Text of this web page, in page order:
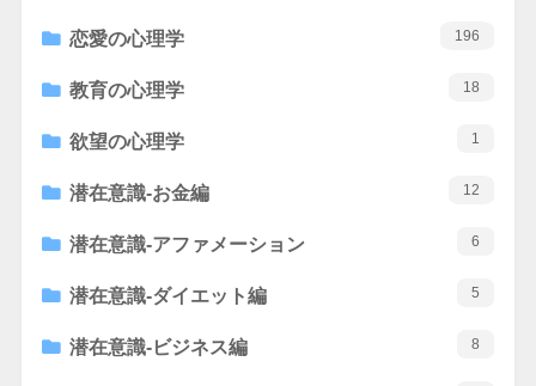
恋愛の心理学 196
教育の心理学 18
欲望の心理学 1
潜在意識-お金編 12
潜在意識-アファメーション 6
潜在意識-ダイエット編 5
潜在意識-ビジネス編 8